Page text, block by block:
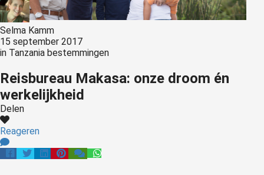
Selma Kamm
15 september 2017
in Tanzania bestemmingen
Reisbureau Makasa: onze droom én
werkelijkheid
Delen
Reageren